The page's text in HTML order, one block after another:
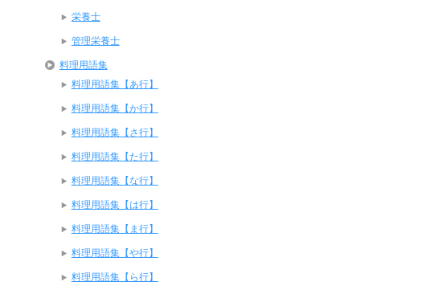
栄養士
管理栄養士
料理用語集
料理用語集【あ行】
料理用語集【か行】
料理用語集【さ行】
料理用語集【た行】
料理用語集【な行】
料理用語集【は行】
料理用語集【ま行】
料理用語集【や行】
料理用語集【ら行】